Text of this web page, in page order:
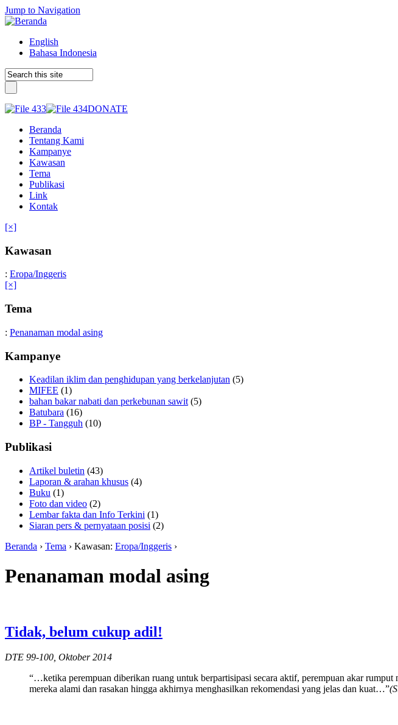
Jump to Navigation
English
Bahasa Indonesia
DONATE
Beranda
Tentang Kami
Kampanye
Kawasan
Tema
Publikasi
Link
Kontak
[×]
Kawasan
: Eropa/Inggeris
[×]
Tema
: Penanaman modal asing
Kampanye
Keadilan iklim dan penghidupan yang berkelanjutan (5)
MIFEE (1)
bahan bakar nabati dan perkebunan sawit (5)
Batubara (16)
BP - Tangguh (10)
Publikasi
Artikel buletin (43)
Laporan & arahan khusus (4)
Buku (1)
Foto dan video (2)
Lembar fakta dan Info Terkini (1)
Siaran pers & pernyataan posisi (2)
Beranda › Tema › Kawasan: Eropa/Inggeris ›
Penanaman modal asing
Tidak, belum cukup adil!
DTE 99-100, Oktober 2014
“…ketika perempuan diberikan ruang untuk berpartisipasi secara aktif, perempuan akar
mereka alami dan rasakan hingga akhirnya menghasilkan rekomendasi yang jelas dan kuat…”